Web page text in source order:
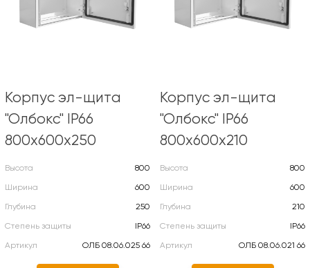
Корпус эл-щита
"Олбокс" IP66
800х600х250
Высота
800
Ширина
600
Глубина
250
Степень защиты
IP66
Артикул
ОЛБ 08.06.025 66
Корпус эл-щита
"Олбокс" IP66
800х600х210
Высота
800
Ширина
600
Глубина
210
Степень защиты
IP66
Артикул
ОЛБ 08.06.021 66